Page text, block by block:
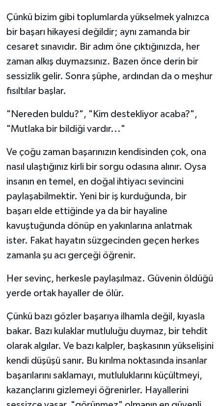
Çünkü bizim gibi toplumlarda yükselmek yalnızca
bir başarı hikayesi değildir; aynı zamanda bir
cesaret sınavıdır. Bir adım öne çıktığınızda, her
zaman alkış duymazsınız. Bazen önce derin bir
sessizlik gelir. Sonra şüphe, ardından da o meşhur
fısıltılar başlar.
"Nereden buldu?", "Kim destekliyor acaba?",
"Mutlaka bir bildiği vardır..."
Ve çoğu zaman başarınızın kendisinden çok, ona
nasıl ulaştığınız kirli bir sorgu odasına alınır. Oysa
insanın en temel, en doğal ihtiyacı sevincini
paylaşabilmektir. Yeni bir iş kurduğunda, bir
başarı elde ettiğinde ya da bir hayaline
kavuştuğunda dönüp en yakınlarına anlatmak
ister. Fakat hayatın süzgecinden geçen herkes
zamanla şu acı gerçeği öğrenir.
Her sevinç, herkesle paylaşılmaz. Güvenin öldüğü
yerde ortak hayaller de ölür.
Çünkü bazı gözler başarıya ilhamla değil, kıyasla
bakar. Bazı kulaklar mutluluğu duymaz, bir tehdit
olarak algılar. Ve bazı kalpler, başkasının yükselişini
kendi düşüşü sanır. Bu kırılma noktasında insanlar
başarılarını saklamayı, mutluluklarını küçültmeyi,
kazançlarını gizlemeyi öğrenirler. Hayallerini